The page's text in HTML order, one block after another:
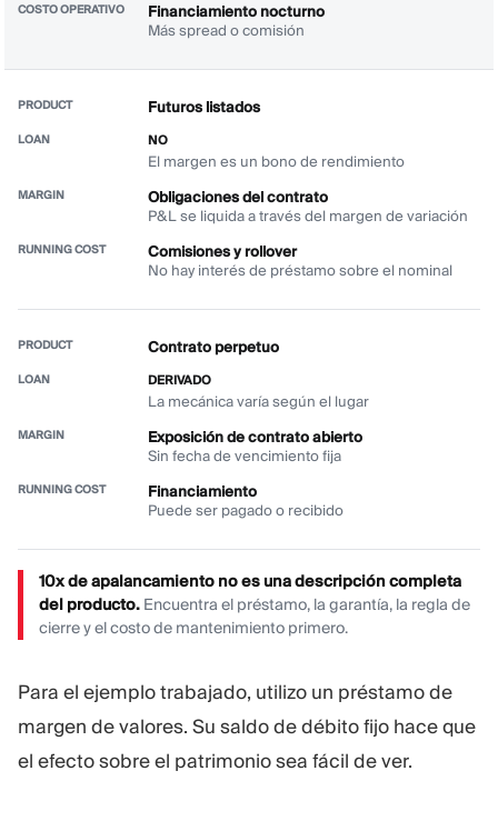
Financiamiento nocturno
Más spread o comisión
Futuros listados
NO
El margen es un bono de rendimiento
Obligaciones del contrato
P&L se liquida a través del margen de variación
Comisiones y rollover
No hay interés de préstamo sobre el nominal
Contrato perpetuo
DERIVADO
La mecánica varía según el lugar
Exposición de contrato abierto
Sin fecha de vencimiento fija
Financiamiento
Puede ser pagado o recibido
10x de apalancamiento no es una descripción completa
del producto. Encuentra el préstamo, la garantía, la regla de
cierre y el costo de mantenimiento primero.
Para el ejemplo trabajado, utilizo un préstamo de
margen de valores. Su saldo de débito fijo hace que
el efecto sobre el patrimonio sea fácil de ver.